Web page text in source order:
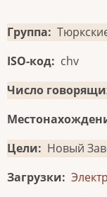
Группа
ISO-код
chv
Число
Цели
Новый
Загрузки